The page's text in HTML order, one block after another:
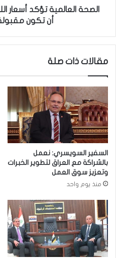
س
ة
ل
ح
ر
ا
ئ
ق
خ
ل
ف
ت
خ
س
ا
ئ
ر
ؤ
س
ع
ا
ر
ل
ل
ق
ح
ت
ا
ل
م
الصحة العالمية تؤكد أسعار
أن تكون
مقالات ذات صلة
السفير السويسري: نعمل
بالشراكة مع العراق لتطوير الخبرات
وتعزيز سوق العمل
منذ يوم واحد